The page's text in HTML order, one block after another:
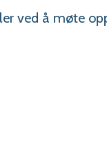
ved å møte